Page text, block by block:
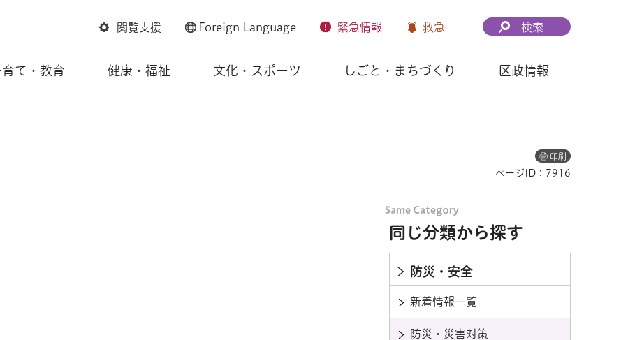
閲覧支援 Foreign Language 緊急情報 救急 検索
育て・教育 健康・福祉 文化・スポーツ しごと・まちづくり 区政情報
印刷
ページID：7916
同じ分類から探す
防災・安全
新着情報一覧
防災・災害対策